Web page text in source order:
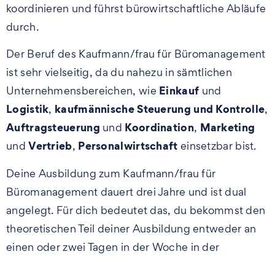
koordinieren und führst bürowirtschaftliche Abläufe
durch.
Der Beruf des Kaufmann/frau für Büromanagement
ist sehr vielseitig, da du nahezu in sämtlichen
Unternehmensbereichen, wie Einkauf und
Logistik, kaufmännische Steuerung und Kontrolle,
Auftragsteuerung und Koordination, Marketing
undVertrieb, Personalwirtschaft einsetzbar bist.
Deine Ausbildung zum Kaufmann/frau für
Büromanagement dauert drei Jahre und ist dual
angelegt. Für dich bedeutet das, du bekommst den
theoretischen Teil deiner Ausbildung entweder an
einen oder zwei Tagen in der Woche in der